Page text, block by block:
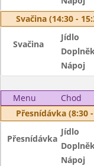
Svačina (14:30 -
Svačina
Jídlo
Nápoj
Menu Chod
Přesnídávka (8:30
Přesnídávka
Jídlo
Nápoj